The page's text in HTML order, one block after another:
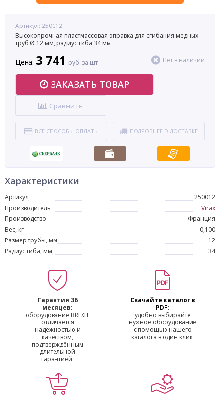
Артикул: 250012
Высокопрочная пластмассовая оправка для сгибания медных
труб Ø 12 мм, радиус гиба 34 мм
Цена: 3 741 руб. за шт Нет в наличии
ЗАКАЗАТЬ ТОВАР
Сравнить
ВСЕ СПОСОБЫ ОПЛАТЫ ПОДРОБНЕЕ О ДОСТАВКЕ
Характеристики
Артикул
250012
Производитель
Virax
Производство
Франция
Вес, кг
0,100
Размер трубы, мм
12
Радиус гиба, мм
34
Гарантия 36
месяцев:
оборудование BREXIT
отличается
надёжностью и
качеством,
подтверждённым
длительной
гарантией.
Скачайте каталог в
PDF:
удобно выбирайте
нужное оборудование
с помощью нашего
каталога в один клик.